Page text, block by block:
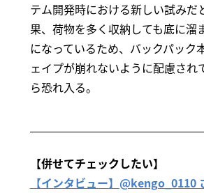
テム開発時における新しい試みだ
果、荷物を多く収納しても底に溜
になっているため、バックパック
ェイプが崩れないように配慮され
ら恐れ入る。
【併せてチェックしたい】
【インタビュー】@kengo_0110